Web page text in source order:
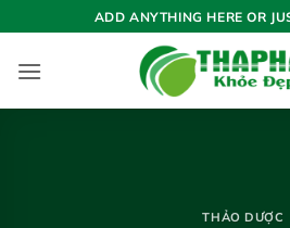
qua
nội
ADD ANYTHING HERE OR
THẢO DƯỢC